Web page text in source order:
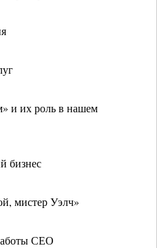
и их роль в нашем
бизнес
мистер Уэлч»
СЕО